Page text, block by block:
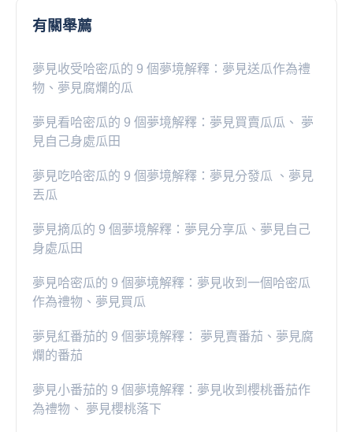
有關舉薦
夢見收受哈密瓜的 9 個夢境解釋：夢見送瓜作為禮
物、夢見腐爛的瓜
夢見看哈密瓜的 9 個夢境解釋：夢見買賣瓜瓜、 夢
見自己身處瓜田
夢見吃哈密瓜的 9 個夢境解釋：夢見分發瓜 、夢見
丟瓜
夢見摘瓜的 9 個夢境解釋：夢見分享瓜、夢見自己
身處瓜田
夢見哈密瓜的 9 個夢境解釋：夢見收到一個哈密瓜
作為禮物、夢見買瓜
夢見紅番茄的 9 個夢境解釋： 夢見賣番茄、夢見腐
爛的番茄
​夢見小番茄的 9 個夢境解釋：夢見收到櫻桃番茄作
為禮物、 夢見櫻桃落下